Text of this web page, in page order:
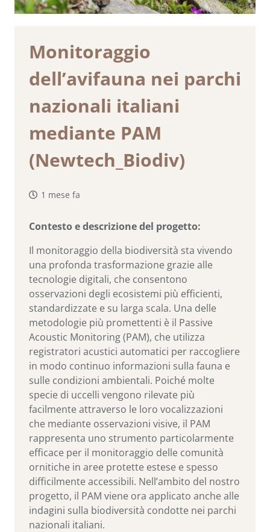
Monitoraggio
dell’avifauna nei parchi
nazionali italiani
mediante PAM
(Newtech_Biodiv)
1 mese fa
Contesto e descrizione del progetto:
Il monitoraggio della biodiversità sta vivendo
una profonda trasformazione grazie alle
tecnologie digitali, che consentono
osservazioni degli ecosistemi più efficienti,
standardizzate e su larga scala. Una delle
metodologie più promettenti è il Passive
Acoustic Monitoring (PAM), che utilizza
registratori acustici automatici per raccogliere
in modo continuo informazioni sulla fauna e
sulle condizioni ambientali. Poiché molte
specie di uccelli vengono rilevate più
facilmente attraverso le loro vocalizzazioni
che mediante osservazioni visive, il PAM
rappresenta uno strumento particolarmente
efficace per il monitoraggio delle comunità
ornitiche in aree protette estese e spesso
difficilmente accessibili. Nell’ambito del nostro
progetto, il PAM viene ora applicato anche alle
indagini sulla biodiversità condotte nei parchi
nazionali italiani.